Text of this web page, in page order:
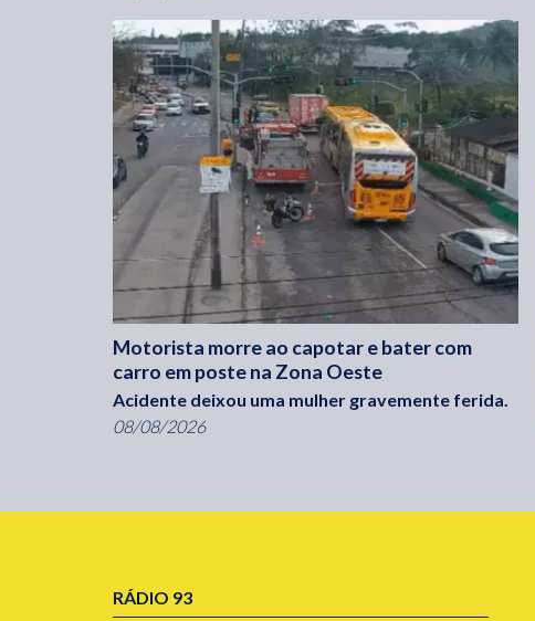
Motorista morre ao capotar e bater com
carro em poste na Zona Oeste
Acidente deixou uma mulher gravemente ferida.
08/08/2026
RÁDIO 93